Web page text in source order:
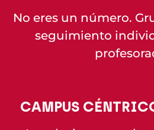
No eres un número.
seguimiento
CAMPUS